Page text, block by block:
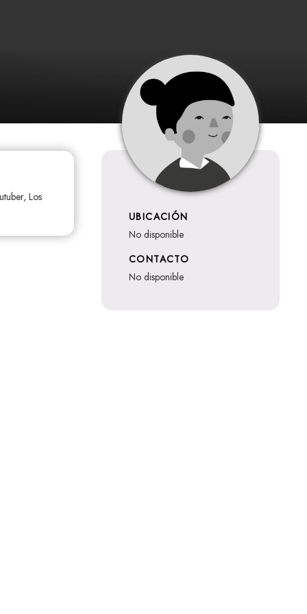
Los
UBICACIÓN
no disponible
CONTACTO
no disponible